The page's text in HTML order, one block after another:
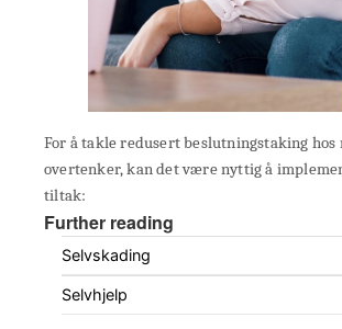
For å takle redusert beslutningstaking hos
overtenker, kan det være nyttig å
tiltak:
Further reading
Selvskading
Selvhjelp